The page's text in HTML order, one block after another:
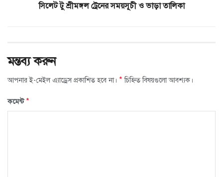
সিলেট টু শ্রীমঙ্গল ট্রেনের সময়সূচী ও ভাড়া তালিকা
মন্তব্য করুন
আপনার ই-মেইল এ্যাড্রেস প্রকাশিত হবে না। * চিহ্নিত বিষয়গুলো আবশ্যক।
কমেন্ট*